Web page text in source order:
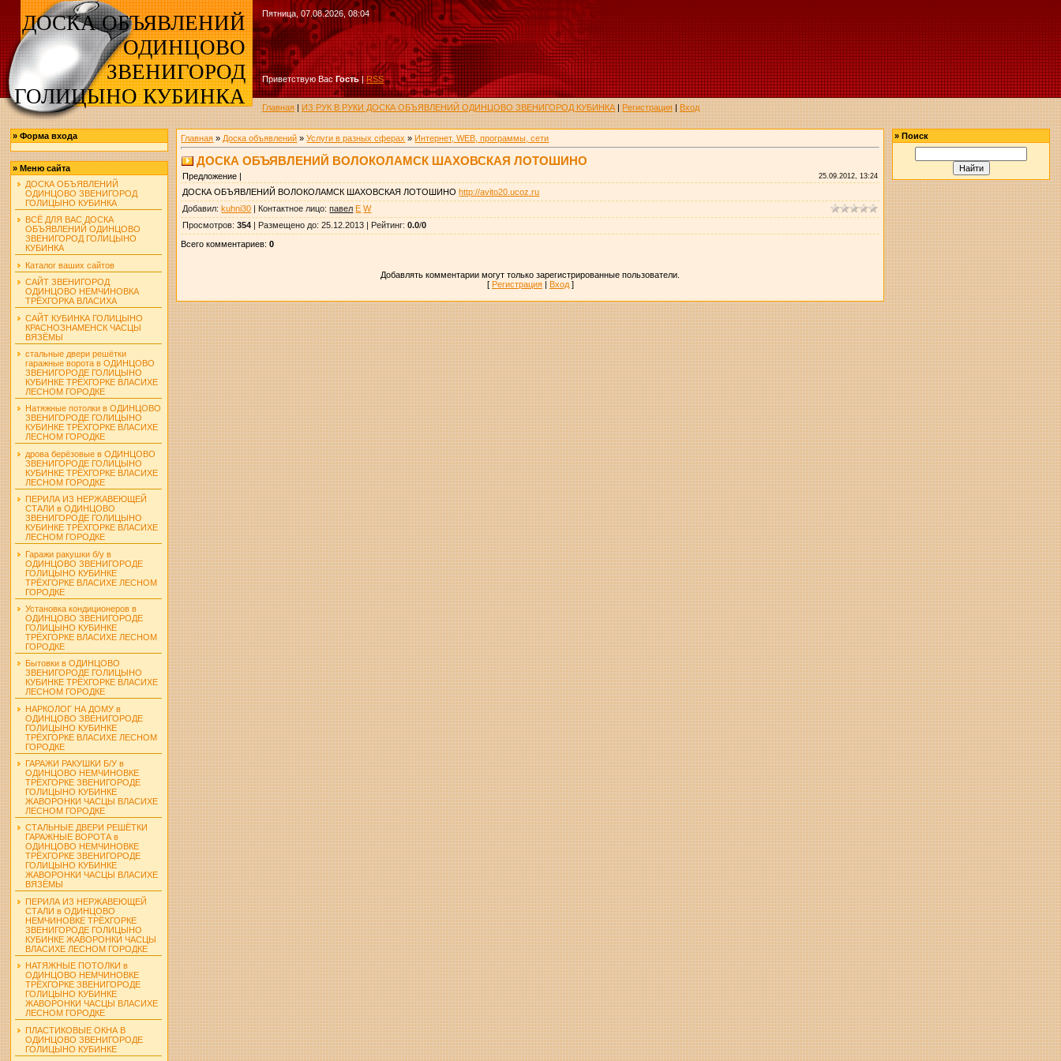
ДОСКА ОБЪЯВЛЕНИЙ
ОДИНЦОВО
ЗВЕНИГОРОД
ГОЛИЦЫНО КУБИНКА
Пятница, 07.08.2026, 08:04
Приветствую Вас Гость|RSS
Главная|ИЗ РУК В РУКИ ДОСКА ОБЪЯВЛЕНИЙ ОДИНЦОВО ЗВЕНИГОРОД КУБИНКА|Регистрация|Вход
»Форма входа
»Меню сайта
ДОСКА ОБЪЯВЛЕНИЙ
ОДИНЦОВО ЗВЕНИГОРОД
ГОЛИЦЫНО КУБИНКА
ВСЁ ДЛЯ ВАС ДОСКА
ОБЪЯВЛЕНИЙ ОДИНЦОВО
ЗВЕНИГОРОД ГОЛИЦЫНО
КУБИНКА
Каталог ваших сайтов
САЙТ ЗВЕНИГОРОД
ОДИНЦОВО НЕМЧИНОВКА
ТРЁХГОРКА ВЛАСИХА
САЙТ КУБИНКА ГОЛИЦЫНО
КРАСНОЗНАМЕНСК ЧАСЦЫ
ВЯЗЁМЫ
стальные двери решётки
гаражные ворота в ОДИНЦОВО
ЗВЕНИГОРОДЕ ГОЛИЦЫНО
КУБИНКЕ ТРЁХГОРКЕ ВЛАСИХЕ
ЛЕСНОМ ГОРОДКЕ
Натяжные потолки в ОДИНЦОВО
ЗВЕНИГОРОДЕ ГОЛИЦЫНО
КУБИНКЕ ТРЁХГОРКЕ ВЛАСИХЕ
ЛЕСНОМ ГОРОДКЕ
дрова берёзовые в ОДИНЦОВО
ЗВЕНИГОРОДЕ ГОЛИЦЫНО
КУБИНКЕ ТРЁХГОРКЕ ВЛАСИХЕ
ЛЕСНОМ ГОРОДКЕ
ПЕРИЛА ИЗ НЕРЖАВЕЮЩЕЙ
СТАЛИ в ОДИНЦОВО
ЗВЕНИГОРОДЕ ГОЛИЦЫНО
КУБИНКЕ ТРЁХГОРКЕ ВЛАСИХЕ
ЛЕСНОМ ГОРОДКЕ
Гаражи ракушки б/у в
ОДИНЦОВО ЗВЕНИГОРОДЕ
ГОЛИЦЫНО КУБИНКЕ
ТРЁХГОРКЕ ВЛАСИХЕ ЛЕСНОМ
ГОРОДКЕ
Установка кондиционеров в
ОДИНЦОВО ЗВЕНИГОРОДЕ
ГОЛИЦЫНО КУБИНКЕ
ТРЁХГОРКЕ ВЛАСИХЕ ЛЕСНОМ
ГОРОДКЕ
Бытовки в ОДИНЦОВО
ЗВЕНИГОРОДЕ ГОЛИЦЫНО
КУБИНКЕ ТРЁХГОРКЕ ВЛАСИХЕ
ЛЕСНОМ ГОРОДКЕ
НАРКОЛОГ НА ДОМУ в
ОДИНЦОВО ЗВЕНИГОРОДЕ
ГОЛИЦЫНО КУБИНКЕ
ТРЁХГОРКЕ ВЛАСИХЕ ЛЕСНОМ
ГОРОДКЕ
ГАРАЖИ РАКУШКИ Б/У в
ОДИНЦОВО НЕМЧИНОВКЕ
ТРЁХГОРКЕ ЗВЕНИГОРОДЕ
ГОЛИЦЫНО КУБИНКЕ
ЖАВОРОНКИ ЧАСЦЫ ВЛАСИХЕ
ЛЕСНОМ ГОРОДКЕ
СТАЛЬНЫЕ ДВЕРИ РЕШЁТКИ
ГАРАЖНЫЕ ВОРОТА в
ОДИНЦОВО НЕМЧИНОВКЕ
ТРЁХГОРКЕ ЗВЕНИГОРОДЕ
ГОЛИЦЫНО КУБИНКЕ
ЖАВОРОНКИ ЧАСЦЫ ВЛАСИХЕ
ВЯЗЁМЫ
ПЕРИЛА ИЗ НЕРЖАВЕЮЩЕЙ
СТАЛИ в ОДИНЦОВО
НЕМЧИНОВКЕ ТРЁХГОРКЕ
ЗВЕНИГОРОДЕ ГОЛИЦЫНО
КУБИНКЕ ЖАВОРОНКИ ЧАСЦЫ
ВЛАСИХЕ ЛЕСНОМ ГОРОДКЕ
НАТЯЖНЫЕ ПОТОЛКИ в
ОДИНЦОВО НЕМЧИНОВКЕ
ТРЁХГОРКЕ ЗВЕНИГОРОДЕ
ГОЛИЦЫНО КУБИНКЕ
ЖАВОРОНКИ ЧАСЦЫ ВЛАСИХЕ
ЛЕСНОМ ГОРОДКЕ
ПЛАСТИКОВЫЕ ОКНА В
ОДИНЦОВО ЗВЕНИГОРОДЕ
ГОЛИЦЫНО КУБИНКЕ
Главная » Доска объявлений »Услуги в разных сферах » Интернет, WEB, программы, сети
ДОСКА ОБЪЯВЛЕНИЙ ВОЛОКОЛАМСК ШАХОВСКАЯ ЛОТОШИНО
Предложение | 25.09.2012, 13:24
ДОСКА ОБЪЯВЛЕНИЙ ВОЛОКОЛАМСК ШАХОВСКАЯ ЛОТОШИНОhttp://avito20.ucoz.ru
Добавил:kuhni30 | Контактное лицо:павел E W
Просмотров:354 | Размещено до: 25.12.2013 | Рейтинг:0.0/0
Всего комментариев:0
Добавлять комментарии могут только зарегистрированные пользователи.
[ Регистрация| Вход]
»Поиск